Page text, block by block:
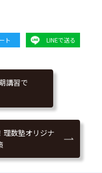
ト LINEで送る
講習で
理数塾オリジナ